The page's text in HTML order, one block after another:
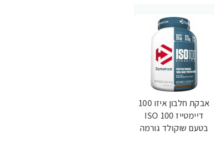
-21%
אבקת חלבון איזו 100
דיימטייז ISO 100
בטעם שוקולד גורמה